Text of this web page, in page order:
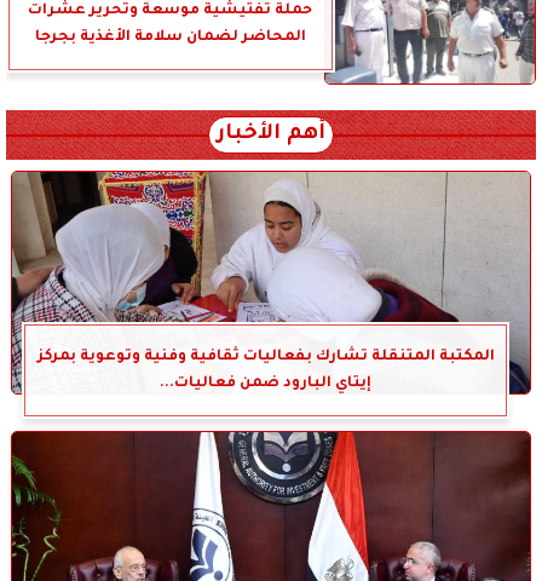
حملة تفتيشية موسعة وتحرير عشرات
المحاضر لضمان سلامة الأغذية بجرجا
أهم الأخبار
المكتبة المتنقلة تشارك بفعاليات ثقافية وفنية وتوعوية بمركز
إيتاي البارود ضمن فعاليات...